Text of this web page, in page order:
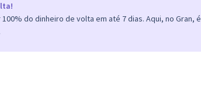
do dinheiro de volta em até 7 dias. Aqui, no Gran, é